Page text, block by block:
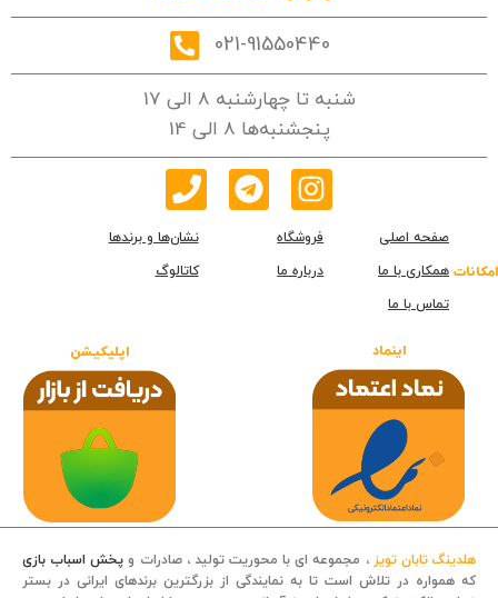
021-91550440
شنبه تا چهارشنبه 8 الی 17
پنجشنبه‌ها 8 الی 14
امکانات
صفحه اصلی فروشگاه
نشان‌ها و برندها
همکاری با ما
درباره ما
کاتالوگ
تماس با ما
اینماد اپلیکیشن
هلدینگ تابان تویز ، مجموعه ای با محوریت تولید ، صادرات و پخش اسباب بازی
که همواره در تلاش است تا به نمایندگی از بزرگترین برندهای ایرانی در بستر